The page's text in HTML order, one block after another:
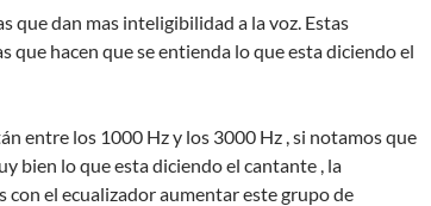
que dan mas inteligibilidad a la voz. Estas
que hacen que se entienda lo que esta diciendo el
entre los 1000 Hz y los 3000 Hz , si notamos que
bien lo que esta diciendo el cantante , la
con el ecualizador aumentar este grupo de